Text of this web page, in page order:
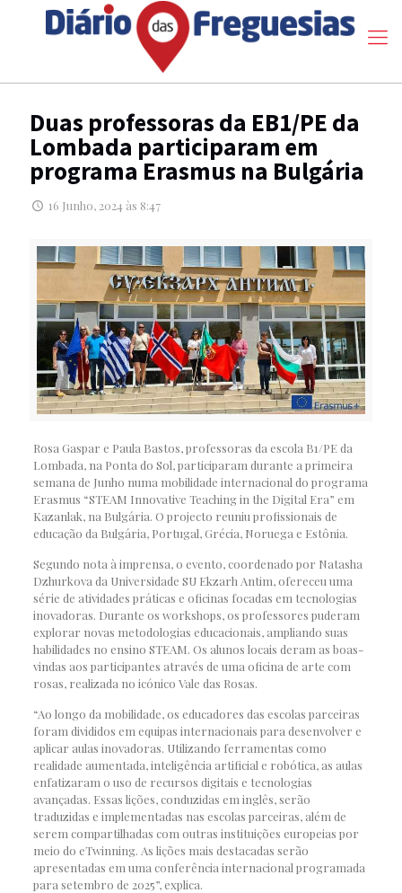
Duas professoras da EB1/PE da
Lombada participaram em
programa Erasmus na Bulgária
16 Junho, 2024 às 8:47
Rosa Gaspar e Paula Bastos, professoras da escola B1/PE da
Lombada, na Ponta do Sol, participaram durante a primeira
semana de Junho numa mobilidade internacional do programa
Erasmus “STEAM Innovative Teaching in the Digital Era” em
Kazanlak, na Bulgária. O projecto reuniu profissionais de
educação da Bulgária, Portugal, Grécia, Noruega e Estônia.
Segundo nota à imprensa, o evento, coordenado por Natasha
Dzhurkova da Universidade SU Ekzarh Antim, ofereceu uma
série de atividades práticas e oficinas focadas em tecnologias
inovadoras. Durante os workshops, os professores puderam
explorar novas metodologias educacionais, ampliando suas
habilidades no ensino STEAM. Os alunos locais deram as boas-
vindas aos participantes através de uma oficina de arte com
rosas, realizada no icónico Vale das Rosas.
“Ao longo da mobilidade, os educadores das escolas parceiras
foram divididos em equipas internacionais para desenvolver e
aplicar aulas inovadoras. Utilizando ferramentas como
realidade aumentada, inteligência artificial e robótica, as aulas
enfatizaram o uso de recursos digitais e tecnologias
avançadas. Essas lições, conduzidas em inglês, serão
traduzidas e implementadas nas escolas parceiras, além de
serem compartilhadas com outras instituições europeias por
meio do eTwinning. As lições mais destacadas serão
apresentadas em uma conferência internacional programada
para setembro de 2025”, explica.